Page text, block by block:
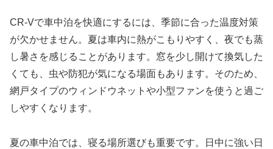
CR-Vで車中泊を快適にするには、季節に合った温度対策
が欠かせません。夏は車内に熱がこもりやすく、夜でも蒸
し暑さを感じることがあります。窓を少し開けて換気した
くても、虫や防犯が気になる場面もあります。そのため、
網戸タイプのウィンドウネットや小型ファンを使うと過ご
しやすくなります。
夏の車中泊では、寝る場所選びも重要です。日中に強い日